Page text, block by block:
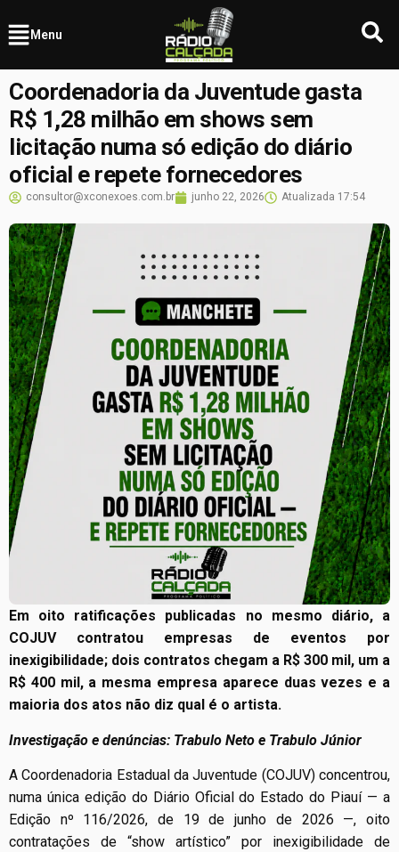
Menu
Coordenadoria da Juventude gasta
R$ 1,28 milhão em shows sem
licitação numa só edição do diário
oficial e repete fornecedores
consultor@xconexoes.com.br junho 22, 2026 Atualizada 17:54
Em oito ratificações publicadas no mesmo diário, a
COJUV contratou empresas de eventos por
inexigibilidade; dois contratos chegam a R$ 300 mil, um a
R$ 400 mil, a mesma empresa aparece duas vezes e a
maioria dos atos não diz qual é o artista.
Investigação e denúncias: Trabulo Neto e Trabulo Júnior
A Coordenadoria Estadual da Juventude (COJUV) concentrou,
numa única edição do Diário Oficial do Estado do Piauí — a
Edição nº 116/2026, de 19 de junho de 2026 —, oito
contratações de “show artístico” por inexigibilidade de